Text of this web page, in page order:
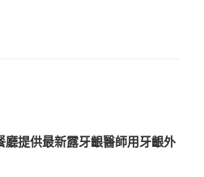
廳提供最新露牙齦醫師用牙齦外